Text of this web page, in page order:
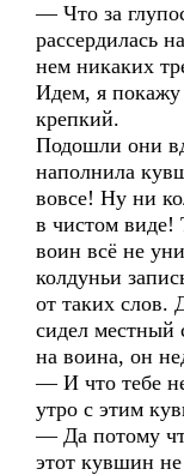
— Что за
рассердилась
нем никаких
Идем, я
крепкий.
Подошли они
наполнила
вовсе! Ну ни
в чистом
воин всё не
колдуньи
от таких слов.
сидел местный
на воина, он
— И что тебе
утро с этим
— Да потому
этот кувшин